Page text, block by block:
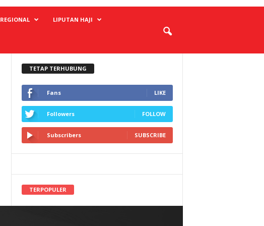
REGIONAL LIPUTAN HAJI
TETAP TERHUBUNG
Fans LIKE
Followers FOLLOW
Subscribers SUBSCRIBE
TERPOPULER